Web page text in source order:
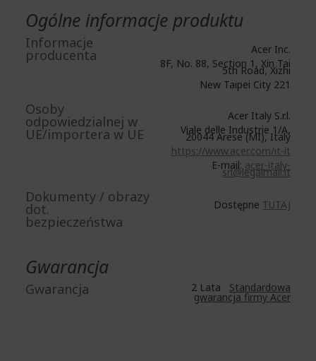
Ogólne informacje produktu
Informacje
producenta
Acer Inc.
8F, No. 88, Section 1, Xin Tai
5th Road, Xizhi
New Taipei City 221
Osoby
odpowiedzialnej w
UE/importera w UE
Acer Italy S.r.l.
Viale delle Industrie 1/A,
20044 Arese (MI), Italy
https://www.acer.com/it-it
E-mail:acer-italy-
srl@legalmail.it
Dokumenty / obrazy
dot.
bezpieczeństwa
Dostępne TUTAJ
Gwarancja
Gwarancja 2 Lata Standardowa
gwarancja firmy Acer